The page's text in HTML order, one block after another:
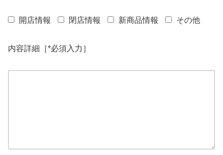
開店情報 閉店情報 新商品情報 その他
内容詳細［*必須入力］